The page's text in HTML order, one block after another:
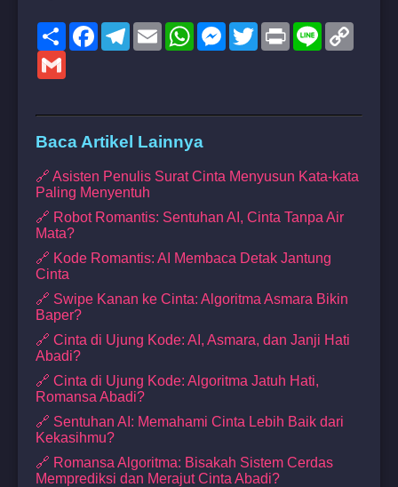
ShareFacebookTelegram
EmailWhatsAppMessenger
TwitterPrint Line
Baca Artikel Lainnya
🔗 Asisten Penulis Surat Cinta Menyusun Kata-kata
Paling Menyentuh
🔗 Robot Romantis: Sentuhan AI, Cinta Tanpa Air
Mata?
🔗 Kode Romantis: AI Membaca Detak Jantung
Cinta
🔗 Swipe Kanan ke Cinta: Algoritma Asmara Bikin
Baper?
🔗 Cinta di Ujung Kode: AI, Asmara, dan Janji Hati
Abadi?
🔗 Cinta di Ujung Kode: Algoritma Jatuh Hati,
Romansa Abadi?
🔗 Sentuhan AI: Memahami Cinta Lebih Baik dari
Kekasihmu?
🔗 Romansa Algoritma: Bisakah Sistem Cerdas
Memprediksi dan Merajut Cinta Abadi?